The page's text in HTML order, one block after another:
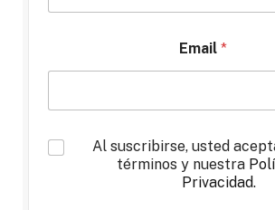
Email *
*
Al suscribirse, usted
términos y nuestra
Privacidad.